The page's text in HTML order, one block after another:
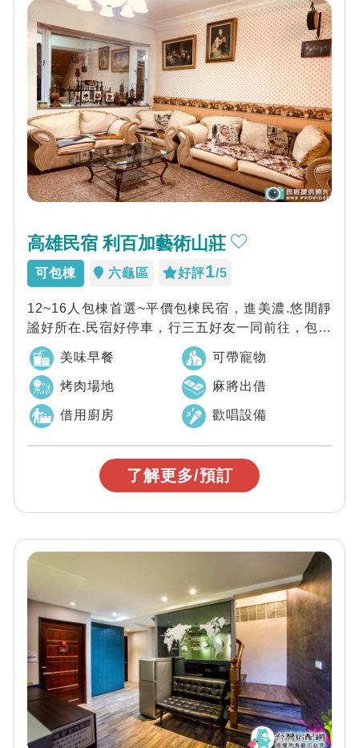
高雄民宿 利百加藝術山莊
可包棟 六龜區 好評1/5
12~16人包棟首選~平價包棟民宿，進美濃.悠閒靜
謐好所在.民宿好停車，行三五好友一同前往，包棟
獨享唱歌.烤肉.麻將.廚房設備，歡...
美味早餐 可帶寵物
烤肉場地 麻將出借
借用廚房 歡唱設備
了解更多/預訂